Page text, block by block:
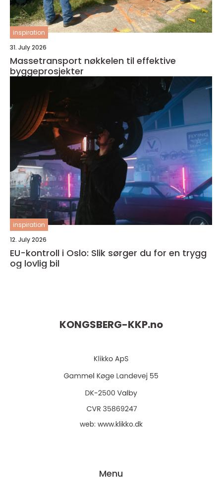
inspiration
31. July 2026
Massetransport nøkkelen til effektive
byggeprosjekter
inspiration
12. July 2026
EU-kontroll i Oslo: Slik sørger du for en trygg
og lovlig bil
KONGSBERG-KKP.no
web: www.klikko.dk
Menu